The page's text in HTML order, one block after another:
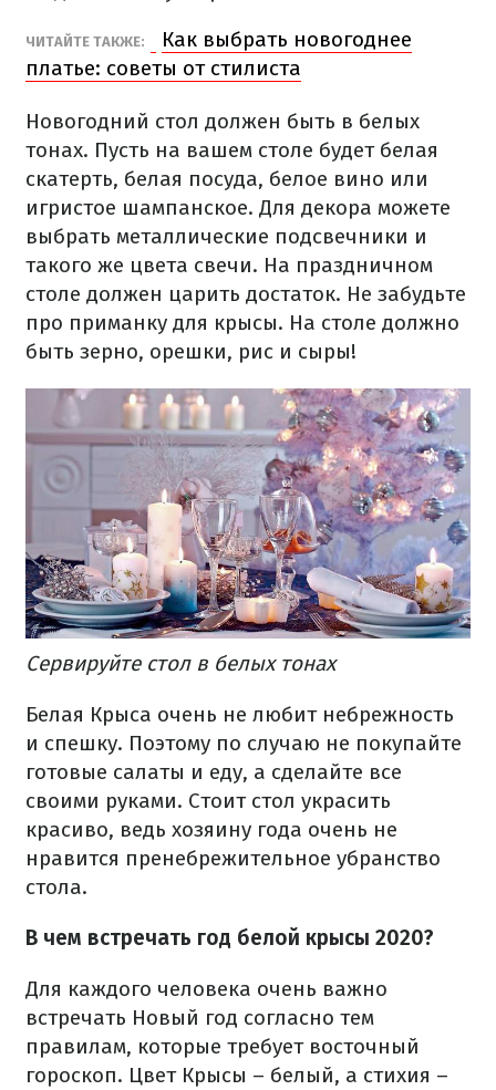
ЧИТАЙТЕ ТАКЖЕ:
Как выбрать новогоднее
платье: советы от стилиста
Новогодний стол должен быть в белых
тонах. Пусть на вашем столе будет белая
скатерть, белая посуда, белое вино или
игристое шампанское. Для декора можете
выбрать металлические подсвечники и
такого же цвета свечи. На праздничном
столе должен царить достаток. Не забудьте
про приманку для крысы. На столе должно
быть зерно, орешки, рис и сыры!
Сервируйте стол в белых тонах
Белая Крыса очень не любит небрежность
и спешку. Поэтому по случаю не покупайте
готовые салаты и еду, а сделайте все
своими руками. Стоит стол украсить
красиво, ведь хозяину года очень не
нравится пренебрежительное убранство
стола.
В чем встречать год белой крысы 2020?
Для каждого человека очень важно
встречать Новый год согласно тем
правилам, которые требует восточный
гороскоп. Цвет Крысы – белый, а стихия –